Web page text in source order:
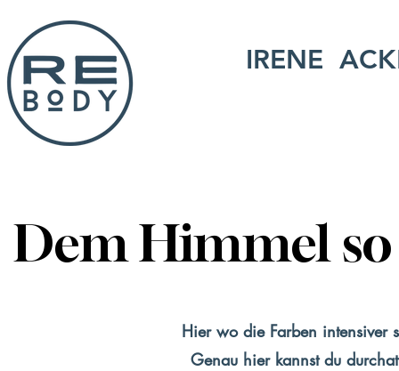
IRENE
Dem Himmel
Hier wo die Farben intensiver
Genau hier kannst du